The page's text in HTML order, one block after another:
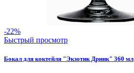
-22%
Быстрый просмотр
Бокал для коктейля "Экзотик Дринк" 360 мл